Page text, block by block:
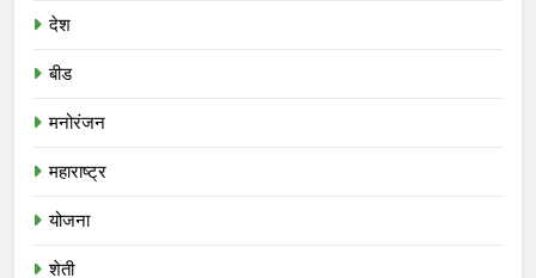
देश
बीड
मनोरंजन
महाराष्ट्र
योजना
शेती